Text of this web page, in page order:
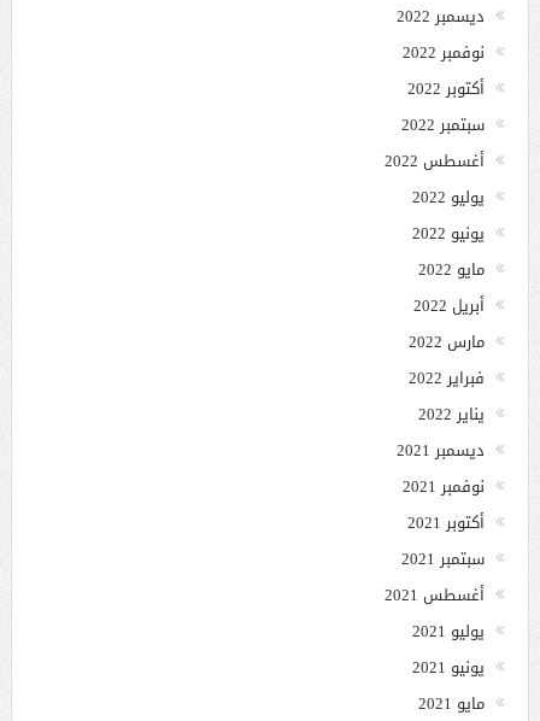
ديسمبر 2022
نوفمبر 2022
أكتوبر 2022
سبتمبر 2022
أغسطس 2022
يوليو 2022
يونيو 2022
مايو 2022
أبريل 2022
مارس 2022
فبراير 2022
يناير 2022
ديسمبر 2021
نوفمبر 2021
أكتوبر 2021
سبتمبر 2021
أغسطس 2021
يوليو 2021
يونيو 2021
مايو 2021